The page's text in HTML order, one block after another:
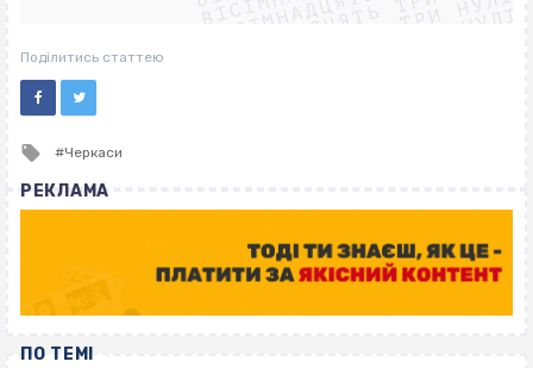
ВІСІМНАДЦЯТЬ ТРИ НУЛІ
ВІСІМНАДЦЯТЬ ТРИ НУЛІ
Поділитись статтею
Tagged
Черкаси
РЕКЛАМА
ПО ТЕМІ